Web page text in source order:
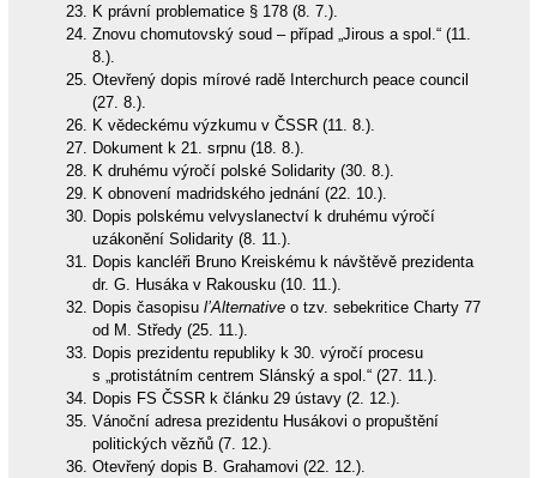
K právní problematice § 178 (8. 7.).
Znovu chomutovský soud – případ „Jirous a spol.“ (11.
8.).
Otevřený dopis mírové radě Interchurch peace council
(27. 8.).
K vědeckému výzkumu v ČSSR (11. 8.).
Dokument k 21. srpnu (18. 8.).
K druhému výročí polské Solidarity (30. 8.).
K obnovení madridského jednání (22. 10.).
Dopis polskému velvyslanectví k druhému výročí
uzákonění Solidarity (8. 11.).
Dopis kancléři Bruno Kreiskému k návštěvě prezidenta
dr. G. Husáka v Rakousku (10. 11.).
Dopis časopisu l’Alternativeo tzv. sebekritice Charty 77
od M. Středy (25. 11.).
Dopis prezidentu republiky k 30. výročí procesu
s „protistátním centrem Slánský a spol.“ (27. 11.).
Dopis FS ČSSR k článku 29 ústavy (2. 12.).
Vánoční adresa prezidentu Husákovi o propuštění
politických vězňů (7. 12.).
Otevřený dopis B. Grahamovi (22. 12.).